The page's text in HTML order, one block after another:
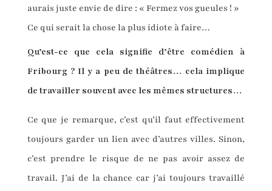
aurais juste envie de dire : « Fermez vos gueules ! »
Ce qui serait la chose la plus idiote à faire…
Qu’est-ce que cela signifie d’être comédien à
Fribourg ? Il y a peu de théâtres… cela implique
de travailler souvent avec les mêmes structures…
Ce que je remarque, c’est qu’il faut effectivement
toujours garder un lien avec d’autres villes. Sinon,
c’est prendre le risque de ne pas avoir assez de
travail. J’ai de la chance car j’ai toujours travaillé